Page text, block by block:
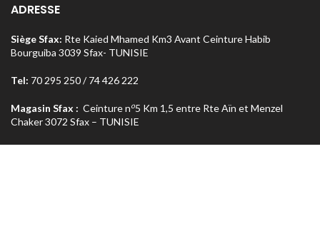
ADRESSE
Siège Sfax: Rte Kaied Mhamed Km3 Avant Ceinture Habib
Bourguiba 3039 Sfax- TUNISIE
Tel: 70 295 250 / 74 426 222
Magasin Sfax : Ceinture no5 Km 1,5 entre Rte Aïn et Menzel
Chaker 3072 Sfax – TUNISIE